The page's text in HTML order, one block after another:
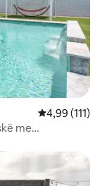
Vlerësimi
4,99 (111)
me